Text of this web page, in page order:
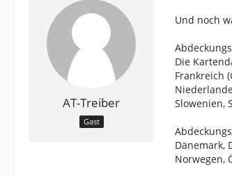
AT-Treiber
Gast
Und noch
Die
Frankreich
Slowenien,
Dänemark,
Norwegen,